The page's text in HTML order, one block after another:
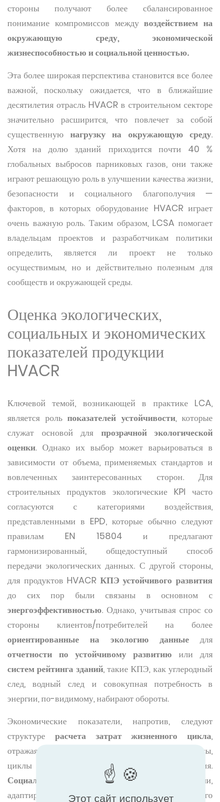
стороны получают более сбалансированное
понимание компромиссов междувоздействием на
окружающую среду, экономической
жизнеспособностью и социальной ценностью.
Эта более широкая перспектива становится все более
важной, поскольку ожидается, что в ближайшие
десятилетия отрасль HVACR в строительном секторе
значительно расширится, что повлечет за собой
существенную нагрузку на окружающую среду.
Хотя на долю зданий приходится почти 40 %
глобальных выбросов парниковых газов, они также
играют решающую роль в улучшении качества жизни,
безопасности и социального благополучия —
факторов, в которых оборудование HVACR играет
очень важную роль. Таким образом, LCSA помогает
владельцам проектов и разработчикам политики
определить, является ли проект не только
осуществимым, но и действительно полезным для
сообществ и окружающей среды.
Оценка экологических,
социальных и экономических
показателей продукции
HVACR
Ключевой темой, возникающей в практике LCA,
является роль показателей устойчивости, которые
служат основой для прозрачной экологической
оценки. Однако их выбор может варьироваться в
зависимости от объема, применяемых стандартов и
вовлеченных заинтересованных сторон. Для
строительных продуктов экологические KPI часто
согласуются с категориями воздействия,
представленными в EPD, которые обычно следуют
правилам EN 15804 и предлагают
гармонизированный, общедоступный способ
передачи экологических данных. С другой стороны,
для продуктов HVACR КПЭ устойчивого развития
до сих пор были связаны в основном с
энергоэффективностью. Однако, учитывая спрос со
стороны клиентов/потребителей на более
ориентированные на экологию данныедля
отчетности по устойчивому развитию или для
систем рейтинга зданий, такие КПЭ, как углеродный
след, водный след и совокупная потребность в
энергии, по-видимому, набирают обороты.
Экономические показатели, напротив, следуют
структуре расчета затрат жизненного цикла,
отражая эксплуатационные и ремонтные расходы,
циклы замены и совокупную стоимость владения.
Социальные показателиостаются более гибкими,
адаптируясь к характеристикам продукта и его
Этот сайт использует